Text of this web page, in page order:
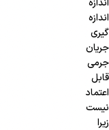
اندازه
اندازه
گیری
جریان
جرمی
قابل
اعتماد
نیست
زیرا